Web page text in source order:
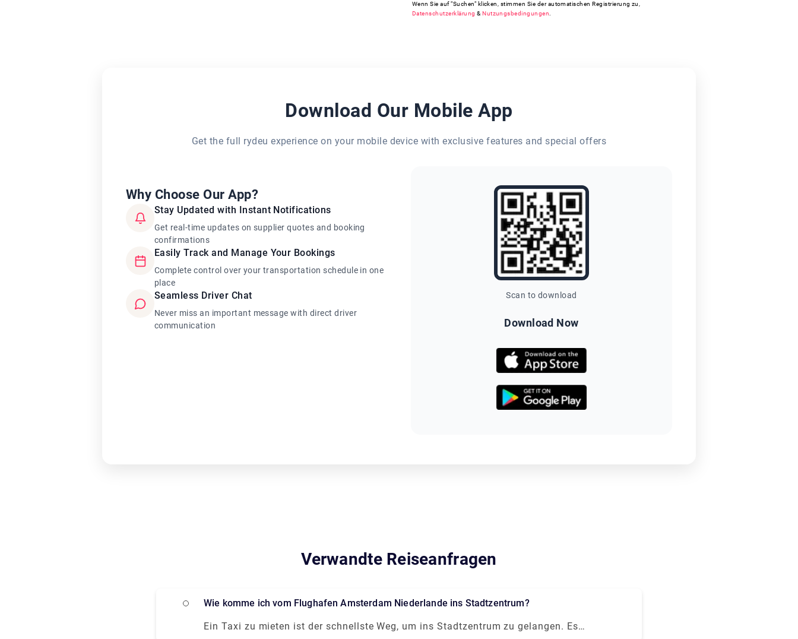
Wenn Sie auf "Suchen" klicken, stimmen Sie der automatischen Registrierung zu,
Datenschutzerklärung &Nutzungsbedingungen
Download Our Mobile App
Get the full rydeu experience on your mobile device with exclusive features and special offers
Why Choose Our App?
Stay Updated with Instant Notifications
Get real-time updates on supplier quotes and booking
confirmations
Easily Track and Manage Your Bookings
Complete control over your transportation schedule in one
place
Seamless Driver Chat
Never miss an important message with direct driver
communication
Scan to download
Download Now
Verwandte Reiseanfragen
Wie komme ich vom Flughafen Amsterdam Niederlande ins Stadtzentrum?
Ein Taxi zu mieten ist der schnellste Weg, um ins Stadtzentrum zu gelangen. Es